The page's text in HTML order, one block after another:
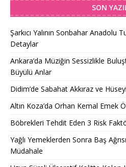
SON
Şarkıcı Yalının Sonbahar Anadolu
Detaylar
Ankara’da Müziğin Sessizlikle
Büyülü Anlar
Didim’de Sabahat Akkıraz ve
Altın Koza’da Orhan Kemal Emek
Böbrekleri Tehdit Eden 3 Risk
Yağlı Yemeklerden Sonra Baş
Müdahale